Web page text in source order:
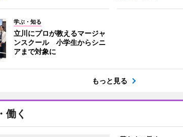
学ぶ・知る
立川にプロが教えるマージャ
ンスクール 小学生からシニ
アまで対象に
もっと見る
働く